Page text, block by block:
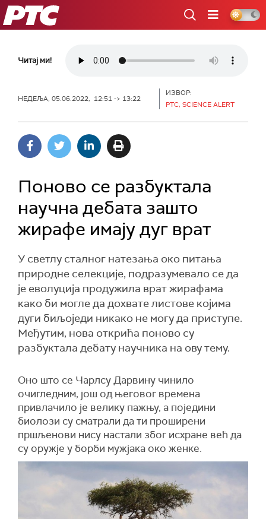
РТС
Читај ми!
НЕДЕЉА, 05.06.2022, 12:51 -> 13:22
ИЗВОР:
РТС, SCIENCE ALERT
Поново се разбуктала
научна дебата зашто
жирафе имају дуг врат
У светлу сталног натезања око питања
природне селекције, подразумевало се да
је еволуција продужила врат жирафама
како би могле да дохвате листове којима
дуги биљоједи никако не могу да приступе.
Међутим, нова открића поново су
разбуктала дебату научника на ову тему.
Оно што се Чарлсу Дарвину чинило
очигледним, још од његовог времена
привлачило је велику пажњу, а поједини
биолози су сматрали да ти проширени
пршљенови нису настали због исхране већ да
су оружје у борби мужјака око женке.